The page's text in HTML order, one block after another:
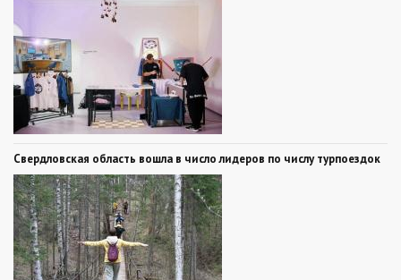
Свердловская область вошла в число лидеров по числу турпоездок